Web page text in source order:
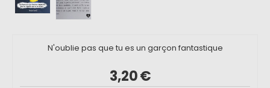
N'oublie pas que tu es un garçon fantastique
3,20€